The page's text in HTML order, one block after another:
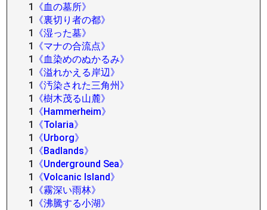
1
《血の墓所》
1
《裏切り者の都》
1
《湿った墓》
1
《マナの合流点》
1
《血染めのぬかるみ》
1
《溢れかえる岸辺》
1
《汚染された三角州》
1
《樹木茂る山麓》
1
《Hammerheim》
1
《Tolaria》
1
《Urborg》
1
《Badlands》
1
《Underground Sea》
1
《Volcanic Island》
1
《霧深い雨林》
1
《沸騰する小湖》